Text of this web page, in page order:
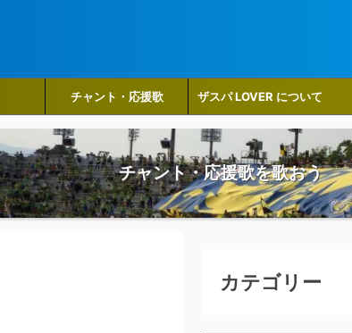
チャント・応援歌 ザスパ LOVER について
チャント・応援歌を歌おう
カテゴリー